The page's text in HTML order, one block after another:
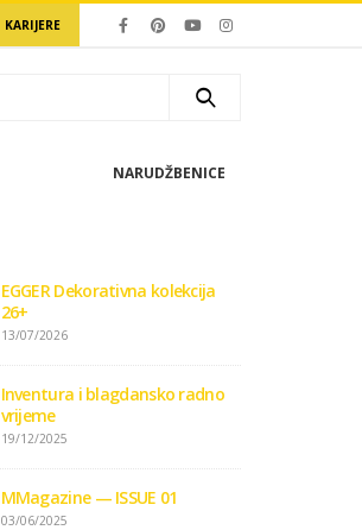
KARIJERE
NARUDŽBENICE
EGGER Dekorativna kolekcija
26+
13/07/2026
Inventura i blagdansko radno
vrijeme
19/12/2025
MMagazine — ISSUE 01
03/06/2025